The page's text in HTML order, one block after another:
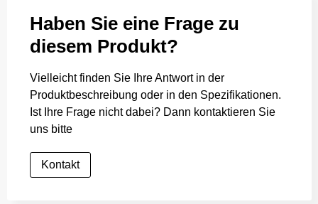
Haben Sie eine Frage zu
diesem Produkt?
Vielleicht finden Sie Ihre Antwort in der
Produktbeschreibung oder in den Spezifikationen.
Ist Ihre Frage nicht dabei? Dann kontaktieren Sie
uns bitte
Kontakt